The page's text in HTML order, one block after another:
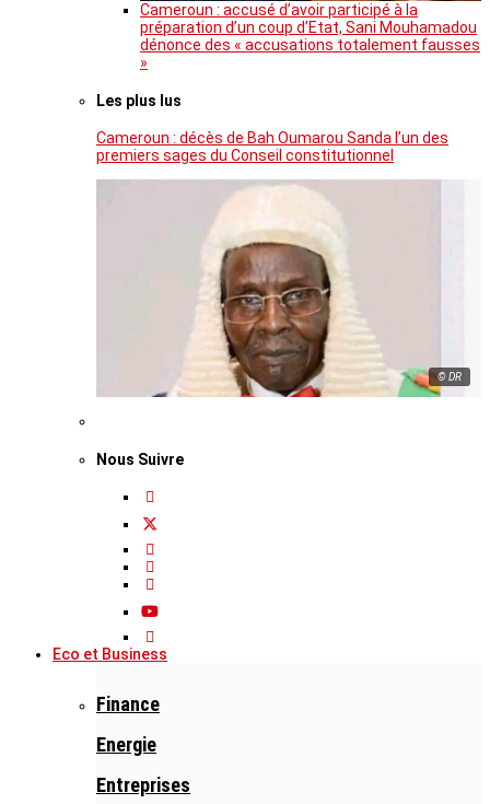
Cameroun : accusé d’avoir participé à la
préparation d’un coup d’Etat, Sani Mouhamadou
dénonce des « accusations totalement fausses
»
Les plus lus
Cameroun : décès de Bah Oumarou Sanda l’un des
premiers sages du Conseil constitutionnel
© DR
Nous Suivre
Eco et Business
Finance
Energie
Entreprises